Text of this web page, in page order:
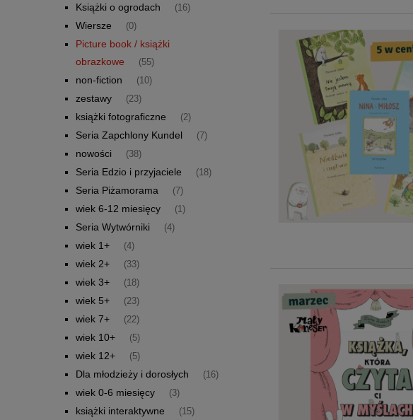
Książki o ogrodach (16)
Wiersze (0)
Picture book / książki
obrazkowe
(55)
non-fiction (10)
zestawy (23)
książki fotograficzne (2)
Seria Zapchlony Kundel (7)
nowości (38)
Seria Edzio i przyjaciele (18)
Seria Piżamorama (7)
wiek 6-12 miesięcy (1)
Seria Wytwórniki (4)
wiek 1+ (4)
wiek 2+ (33)
wiek 3+ (18)
wiek 5+ (23)
wiek 7+ (22)
wiek 10+ (5)
wiek 12+ (5)
Dla młodzieży i dorosłych (16)
wiek 0-6 miesięcy (3)
książki interaktywne (15)